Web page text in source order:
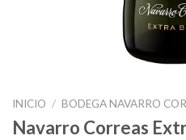
INICIO / BODEGA NAVARRO
Navarro Correas